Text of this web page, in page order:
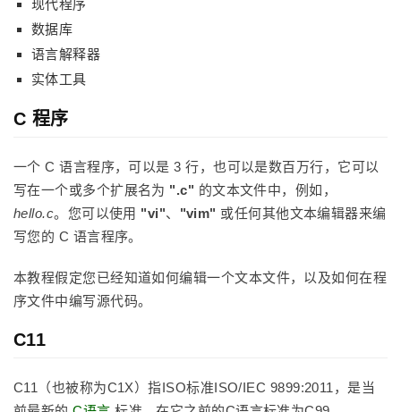
现代程序
数据库
语言解释器
实体工具
C 程序
一个 C 语言程序，可以是 3 行，也可以是数百万行，它可以
写在一个或多个扩展名为 ".c" 的文本文件中，例如，
hello.c。您可以使用 "vi"、 "vim" 或任何其他文本编辑器来编
写您的 C 语言程序。
本教程假定您已经知道如何编辑一个文本文件，以及如何在程
序文件中编写源代码。
C11
C11（也被称为C1X）指ISO标准ISO/IEC 9899:2011，是当